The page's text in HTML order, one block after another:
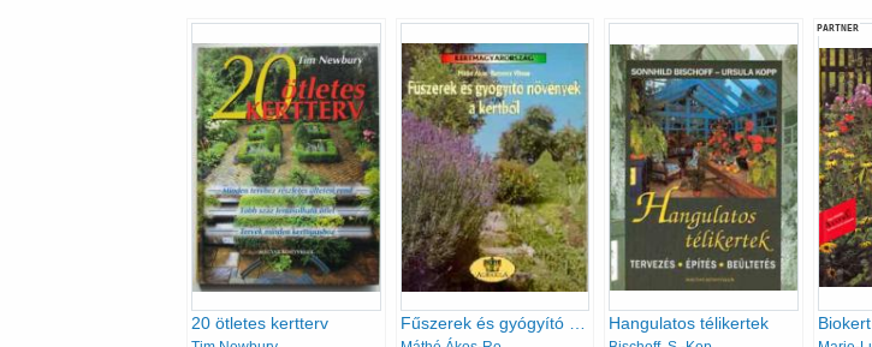
20 ötletes kertterv Fűszerek és gyógyító növények a kertből Hangulatos télikertek
PARTNER
Biokert